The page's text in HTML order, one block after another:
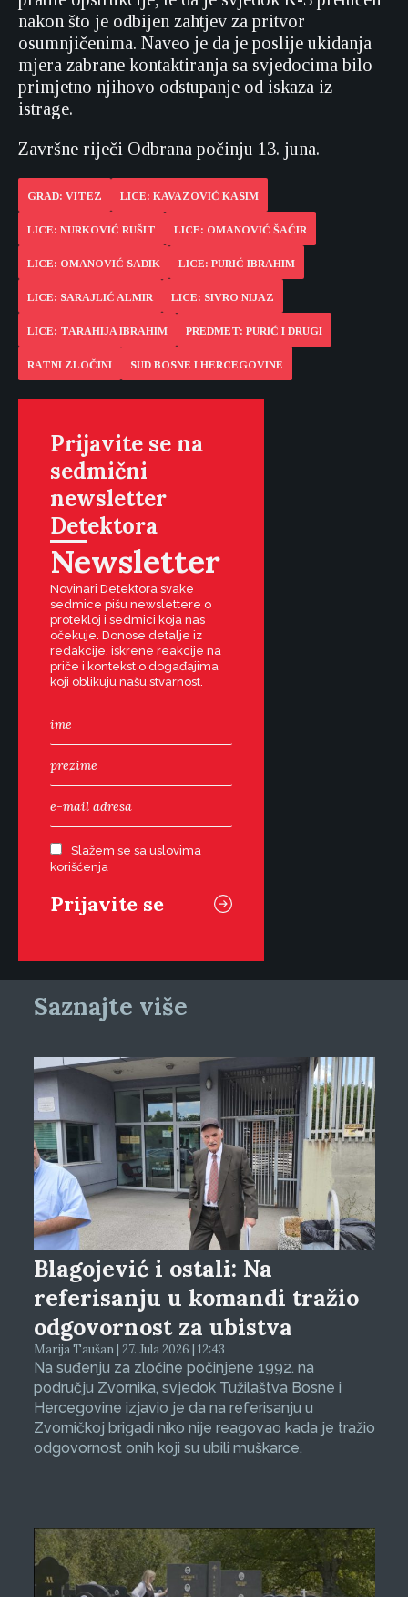
nakon što je odbijen zahtjev za pritvor
osumnjičenima. Naveo je da je poslije ukidanja
mjera zabrane kontaktiranja sa svjedocima bilo
primjetno njihovo odstupanje od iskaza iz
istrage.
Završne riječi Odbrana počinju 13. juna.
GRAD: VITEZ LICE: KAVAZOVIĆ KASIM
LICE: NURKOVIĆ RUŠIT LICE: OMANOVIĆ ŠAĆIR
LICE: OMANOVIĆ SADIK LICE: PURIĆ IBRAHIM
LICE: SARAJLIĆ ALMIR LICE: SIVRO NIJAZ
LICE: TARAHIJA IBRAHIM PREDMET: PURIĆ I DRUGI
RATNI ZLOČINI SUD BOSNE I HERCEGOVINE
Prijavite se na
sedmični
newsletter
Detektora
Newsletter
Novinari Detektora svake
sedmice pišu newslettere o
protekloj i sedmici koja nas
očekuje. Donose detalje iz
redakcije, iskrene reakcije na
priče i kontekst o događajima
koji oblikuju našu stvarnost.
Slažem se sa uslovima
korišćenja
Saznajte više
Blagojević i ostali: Na
referisanju u komandi tražio
odgovornost za ubistva
Marija Taušan | 27. Jula 2026 | 12:43
Na suđenju za zločine počinjene 1992. na
području Zvornika, svjedok Tužilaštva Bosne i
Hercegovine izjavio je da na referisanju u
Zvorničkoj brigadi niko nije reagovao kada je tražio
odgovornost onih koji su ubili muškarce.